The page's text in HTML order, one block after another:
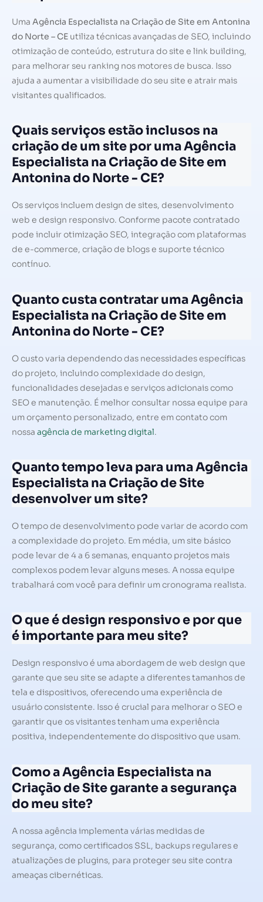
Uma Agência Especialista na Criação de Site em Antonina
do Norte – CE utiliza técnicas avançadas de SEO, incluindo
otimização de conteúdo, estrutura do site e link building,
para melhorar seu ranking nos motores de busca. Isso
ajuda a aumentar a visibilidade do seu site e atrair mais
visitantes qualificados.
Quais serviços estão inclusos na
criação de um site por uma Agência
Especialista na Criação de Site em
Antonina do Norte - CE?
Os serviços incluem design de sites, desenvolvimento
web e design responsivo. Conforme pacote contratado
pode incluir otimização SEO, integração com plataformas
de e-commerce, criação de blogs e suporte técnico
contínuo.
Quanto custa contratar uma Agência
Especialista na Criação de Site em
Antonina do Norte - CE?
O custo varia dependendo das necessidades específicas
do projeto, incluindo complexidade do design,
funcionalidades desejadas e serviços adicionais como
SEO e manutenção. É melhor consultar nossa equipe para
um orçamento personalizado, entre em contato com
nossa agência de marketing digital.
Quanto tempo leva para uma Agência
Especialista na Criação de Site
desenvolver um site?
O tempo de desenvolvimento pode variar de acordo com
a complexidade do projeto. Em média, um site básico
pode levar de 4 a 6 semanas, enquanto projetos mais
complexos podem levar alguns meses. A nossa equipe
trabalhará com você para definir um cronograma realista.
O que é design responsivo e por que
é importante para meu site?
Design responsivo é uma abordagem de web design que
garante que seu site se adapte a diferentes tamanhos de
tela e dispositivos, oferecendo uma experiência de
usuário consistente. Isso é crucial para melhorar o SEO e
garantir que os visitantes tenham uma experiência
positiva, independentemente do dispositivo que usam.
Como a Agência Especialista na
Criação de Site garante a segurança
do meu site?
A nossa agência implementa várias medidas de
segurança, como certificados SSL, backups regulares e
atualizações de plugins, para proteger seu site contra
ameaças cibernéticas.